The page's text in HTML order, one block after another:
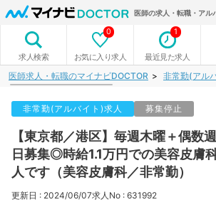
医師の求人・転職・アル
求人検索 お気に入り求人
0
最近見た求人
1
医師求人・転職のマイナビDOCTOR 非常勤(アル
非常勤(アルバイト)求人 募集停止
【東京都／港区】毎週木曜＋偶数
日募集◎時給1.1万円での美容皮膚
人です（美容皮膚科／非常勤）
更新日 : 2024/06/07求人No : 631992